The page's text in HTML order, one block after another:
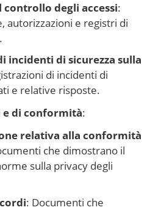
degli accessi:
autorizzazioni e registri di
incidenti di sicurezza sulla
di incidenti di
e relative risposte.
e di conformità:
relativa alla conformità
che dimostrano il
sulla privacy degli
: Documenti che